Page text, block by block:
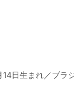
日生まれ／ブラ